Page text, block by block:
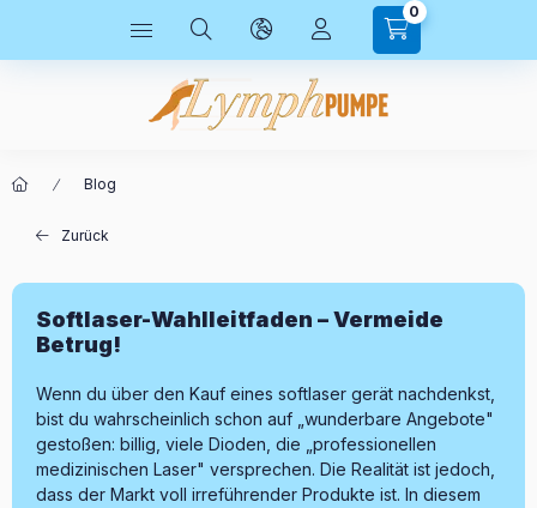
0
Blog
Zurück
Softlaser-Wahlleitfaden – Vermeide
Betrug!
Wenn du über den Kauf eines softlaser gerät nachdenkst,
bist du wahrscheinlich schon auf „wunderbare Angebote"
gestoßen: billig, viele Dioden, die „professionellen
medizinischen Laser" versprechen. Die Realität ist jedoch,
dass der Markt voll irreführender Produkte ist. In diesem